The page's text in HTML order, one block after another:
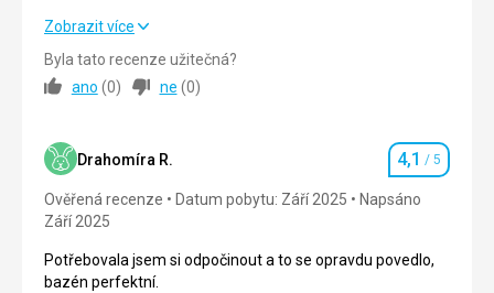
Neurazilo, nenadchlo.
Strava
Okolí 2,0/ 5
Služby 2,0
Zobrazit více
Byla tato recenze užitečná?
ano (0) ne (0)
Drahomíra R. Hodnocení
4,1 / 5
Ověřená recenze Datum pobytu: Září 2025
Napsáno
Září 2025
Potřebovala jsem si odpočinout a to se opravdu povedlo,
bazén perfektní.